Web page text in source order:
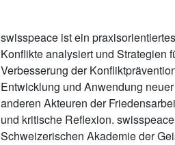
swisspeace ist ein
Konflikte analysiert und Strategien
Verbesserung der
Entwicklung und Anwendung
anderen Akteuren der
und kritische Reflexion.
Schweizerischen Akademie der